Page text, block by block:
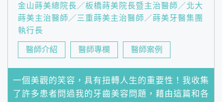
金山蒔美總院長／板橋蒔美院長暨主治醫師／北大
蒔美主治醫師／三重蒔美主治醫師／蒔美牙醫集團
執行長
醫師介紹 醫師專欄 醫師案例
一個美觀的笑容，具有扭轉人生的重要性！我收集
了許多患者問過我的牙齒美容問題，藉由這篇和各